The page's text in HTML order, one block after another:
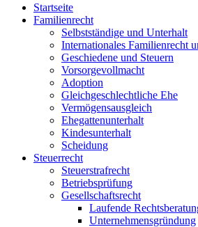
Startseite
Familienrecht
Selbstständige und Unterhalt
Internationales Familienrecht
Geschiedene und Steuern
Vorsorgevollmacht
Adoption
Gleichgeschlechtliche Ehe
Vermögensausgleich
Ehegattenunterhalt
Kindesunterhalt
Scheidung
Steuerrecht
Steuerstrafrecht
Betriebsprüfung
Gesellschaftsrecht
Laufende
Unternehmensgründung